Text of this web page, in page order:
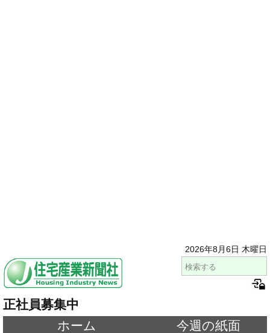
2026年8月6日 木曜日
正社員募集中
ホーム
今週の紙面